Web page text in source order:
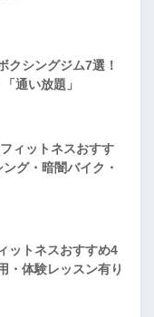
クシングジム7選！
通い放題」
ィットネスおすす
グ・暗闇バイク・
ットネスおすすめ4
・体験レッスン有り